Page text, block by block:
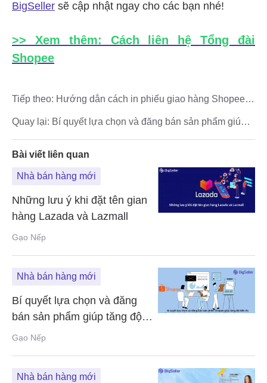
Quay lại: Bí quyết lựa chọn và đăng bán sản phẩm giúp
Tiếp theo:
Bài viết liên quan
Nhà bán hàng mới
Những lưu ý khi đặt tên gian
hàng Lazada và Lazmall
Gạo Nếp
Nhà bán hàng mới
Bí quyết lựa chọn và đăng
bán sản phẩm giúp tăng độ
hiển thị Shopee
Gạo Nếp
Nhà bán hàng mới